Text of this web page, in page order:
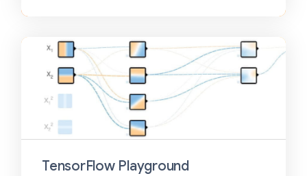
TensorFlow Playground